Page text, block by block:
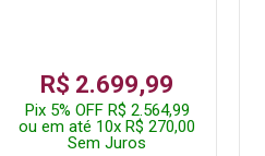
R$ 2.699,99
Pix 5% OFF R$ 2.564,99
ou em até 10x R$ 270,00
Sem Juros